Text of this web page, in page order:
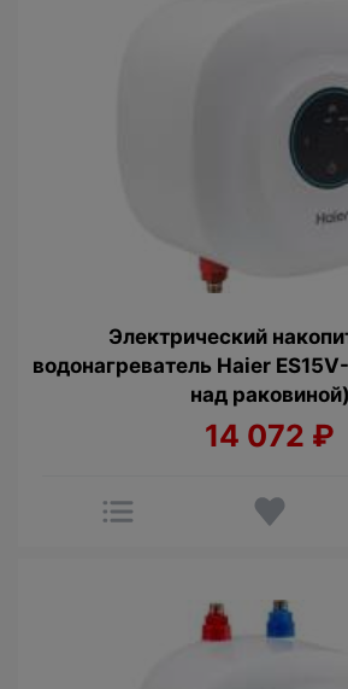
Электрический
водонагреватель Haier
над раковиной)
14 072 ₽